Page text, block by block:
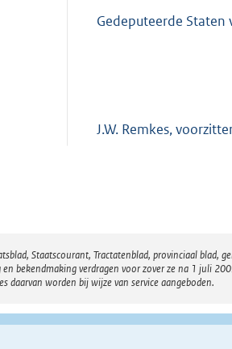
Gedeputeerde
J.W. Remkes,
Staatscourant, Tractatenblad, provinciaal
bekendmaking verdragen voor zover ze na 1 juli
daarvan worden bij wijze van service aangeboden.